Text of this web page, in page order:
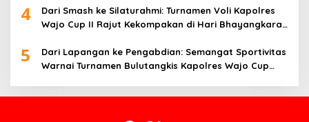
4
Dari Smash ke Silaturahmi: Turnamen Voli Kapolres
Wajo Cup II Rajut Kekompakan di Hari Bhayangkara
5
Dari Lapangan ke Pengabdian: Semangat Sportivitas
Warnai Turnamen Bulutangkis Kapolres Wajo Cup